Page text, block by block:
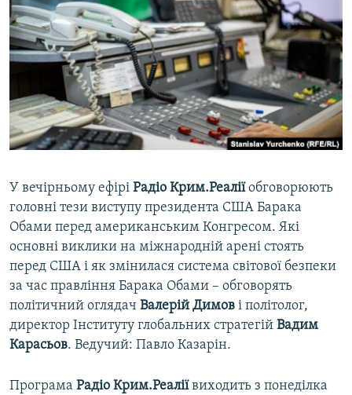
СПЕЦПРОЕКТИ
ДЕПОРТАЦІЯ
ВІДЕОУРОКИ «ELIFBE»
СВІДЧЕННЯ ОКУПАЦІЇ
УКРАЇНСЬКА ПРОБЛЕМА КРИМУ
ЯК ОБІЙТИ БЛОКУВАННЯ
Русский
Qırımtatar
Усі сайти RFE/RL
У вечірньому ефірі Радіо Крим.Реаліїобговорюють
головні тези виступу президента США Барака
Обами перед американським Конгресом. Які
основні виклики на міжнародній арені стоять
перед США і як змінилася система світової безпеки
за час правління Барака Обами – обговорять
політичний оглядач Валерій Димов і політолог,
директор Інституту глобальних стратегій Вадим
Карасьов. Ведучий: Павло Казарін.
Програма Радіо Крим.Реаліївиходить з понеділка